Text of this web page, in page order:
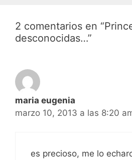
2 comentarios en
desconocidas…”
maria eugenia
marzo 10, 2013 a las 8:20
es precioso, me lo